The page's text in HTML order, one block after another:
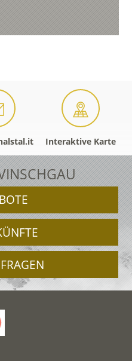
Interaktive Karte